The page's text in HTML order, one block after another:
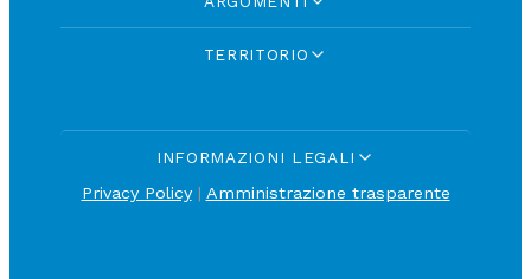
TERRITORIO
INFORMAZIONI LEGALI
Privacy Policy| Amministrazione trasparente